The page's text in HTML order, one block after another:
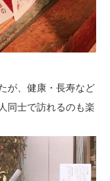
が、健康・長寿など
同士で訪れるのも楽